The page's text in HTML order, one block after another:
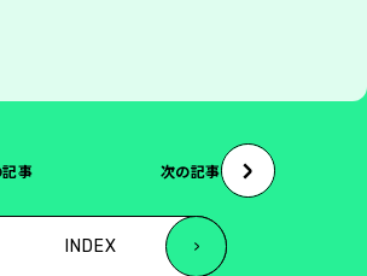
事
INDEX
次の記事